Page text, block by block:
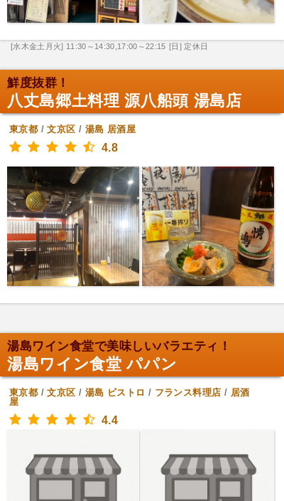
[水木金土月火] 11:30～14:30,17:00～22:15 [日] 定休日
鮮度抜群！
八丈島郷土料理 源八船頭 湯島店
東京都 /文京区 / 湯島 居酒屋
4.8
湯島ワイン食堂で美味しいバラエティ！
湯島ワイン食堂 パパン
東京都 /文京区 / 湯島 ビストロ / フランス料理店 / 居酒
屋
4.4